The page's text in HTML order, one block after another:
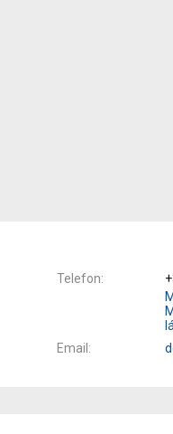
Telefon
Email